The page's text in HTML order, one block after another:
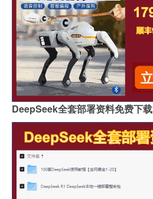
DeepSeek全套部署资料免费下载